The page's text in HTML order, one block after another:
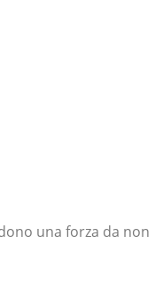
una forza da non